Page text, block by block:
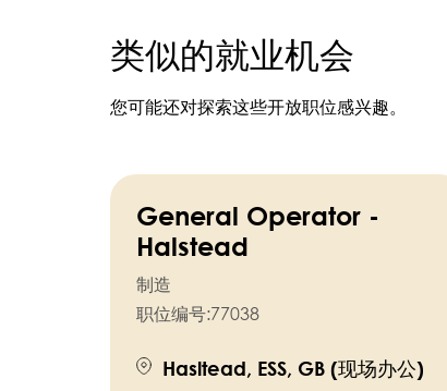
类似的就业机会
您可能还对探索这些开放职位感兴趣。
General Operator -
Halstead
制造
职位编号:77038
Hasltead, ESS, GB (现场办公)